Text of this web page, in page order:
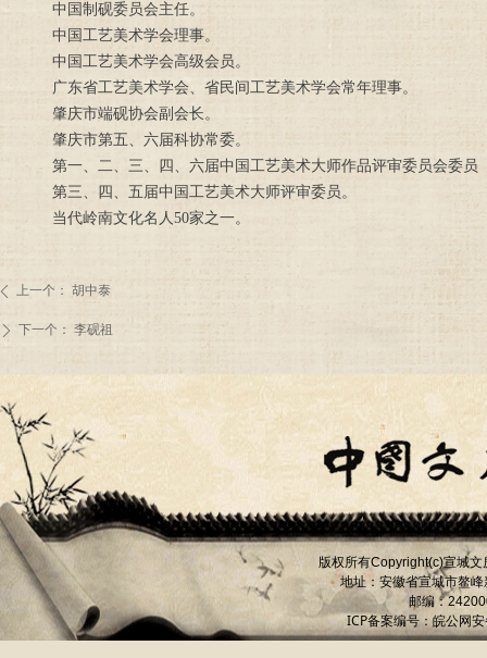
上一个： 胡中泰
ꄲ 下一个： 李砚祖
中国制砚委员会主任。
中国工艺美术学会理事。
中国工艺美术学会高级会员。
广东省工艺美术学会、省民间工艺美术学会常年理事。
肇庆市端砚协会副会长。
肇庆市第五、六届科协常委。
第一、二、三、四、六届中国工艺美术大师作品评审委员会委员
第三、四、五届中国工艺美术大师评审委员。
当代岭南文化名人50家之一。
版权所有Copyright(c)宣城文
地址：安徽省宣城市鳌峰
邮编：
ICP备案编号： 皖公网